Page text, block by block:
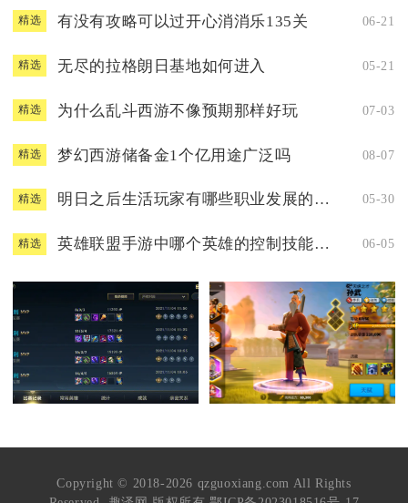
精选 有没有攻略可以过开心消消乐135关 06-21
精选 无尽的拉格朗日基地如何进入 05-21
精选 为什么乱斗西游不像预期那样好玩 07-03
精选 梦幻西游储备金1个亿用途广泛吗 08-07
精选 明日之后生活玩家有哪些职业发展的前景好 05-30
精选 英雄联盟手游中哪个英雄的控制技能最厉害 06-05
Copyright © 2018-2026 qzguoxiang.com All Rights